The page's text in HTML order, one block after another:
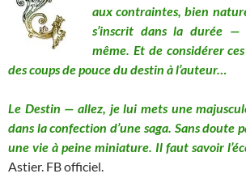
aux contraintes, bien
s’inscrit dans la durée —
même. Et de considérer
des coups de pouce du destin à l’auteur…
Le Destin — allez, je lui mets une
dans la confection d’une saga. Sans doute
une vie à peine miniature. Il faut savoir
Astier. FB officiel.